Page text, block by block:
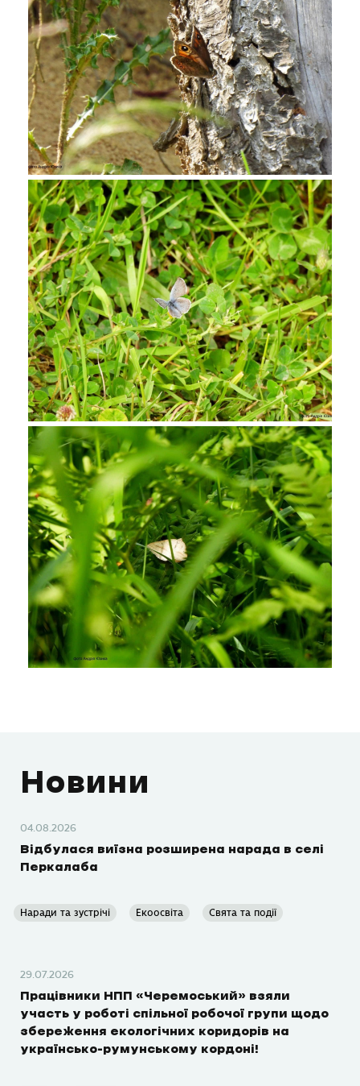
Новини
04.08.2026
Відбулася виїзна розширена нарада в селі
Перкалаба
Наради та зустрічі Екоосвіта Свята та події
29.07.2026
Працівники НПП «Черемоський» взяли
участь у роботі спільної робочої групи щодо
збереження екологічних коридорів на
українсько-румунському кордоні!